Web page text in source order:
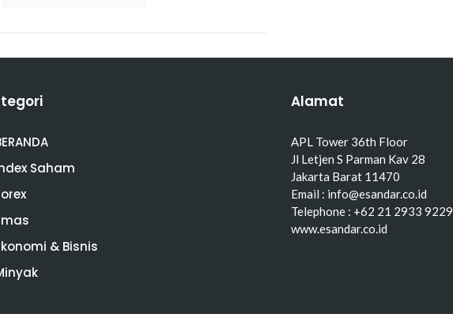
Saham
& Bisnis
Alamat
APL Tower 36th Floor
Jl Letjen S Parman Kav 28
Jakarta Barat 11470
Email : info@esandar.co.id
Telephone : +62 21 2933 9229
www.esandar.co.id